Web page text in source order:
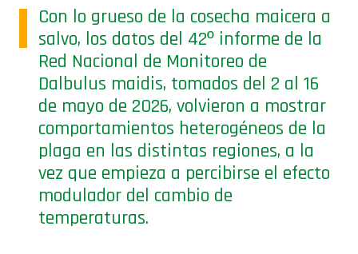
salvo, los datos del 42º informe de la
Red Nacional de Monitoreo de
Dalbulus maidis, tomados del 2 al 16
de mayo de 2026, volvieron a mostrar
comportamientos heterogéneos de la
plaga en las distintas regiones, a la
vez que empieza a percibirse el efecto
modulador del cambio de
temperaturas.